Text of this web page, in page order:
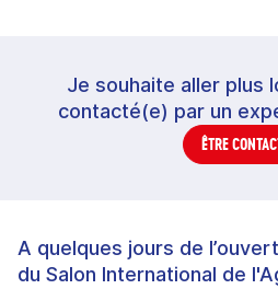
Je souhaite aller plus
contacté(e) par un
ÊTRE
A quelques jours de
du Salon International de